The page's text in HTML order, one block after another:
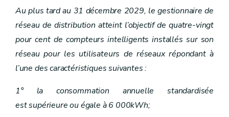
Chapitre V
Accès aux réseaux
Art. 26
Art. 27
Art. 28
Art. 29
Chapitre VI
Fournisseurs et intermédiaires
Art. 30
Art. 31
Chapitre VI Fournisseurs et intermédiaires
Art. 30
Au plus tard au 31 décembre 2029, le gestionnaire de
réseau de distribution atteint l’objectif de quatre-vingt
pour cent de compteurs intelligents installés sur son
réseau pour les utilisateurs de réseaux répondant à
l’une des caractéristiques suivantes :
1° la consommation annuelle standardisée
est supérieure ou égale à 6 000kWh;